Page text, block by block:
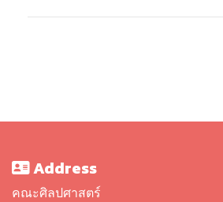
Address
คณะศิลปศาสตร์